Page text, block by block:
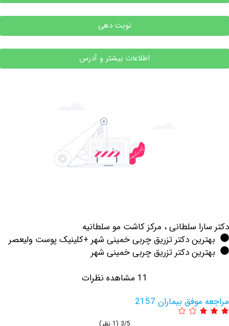
نوبت دهی
اطلاعات بیشتر و آدرس
سلطانی ، مرکز کاشت مو سلطانیه
دکتر تزریق چربی خمینی شهر +کلینیک پوست ولیعصر
دکتر تزریق چربی خمینی شهر
بیماران 2157